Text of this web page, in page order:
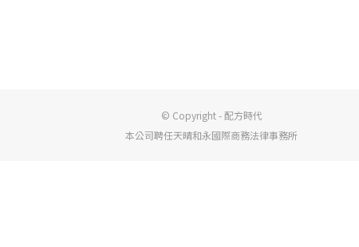
© Copyright - 配方時代
本公司聘任天晴和永國際商務法律事務所